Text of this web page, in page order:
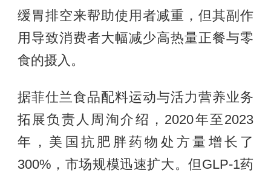
缓胃排空来帮助使用者减重，但其副作
用导致消费者大幅减少高热量正餐与零
食的摄入。
据菲仕兰食品配料运动与活力营养业务
拓展负责人周洵介绍，2020年至2023
年，美国抗肥胖药物处方量增长了
300%，市场规模迅速扩大。但GLP-1药